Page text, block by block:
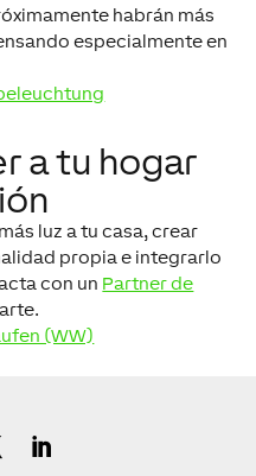
habrán más
especialmente en
a tu hogar
luz a tu casa, crear
propia e integrarlo
con un Partner de
(WW)